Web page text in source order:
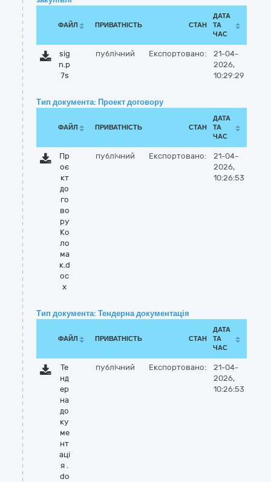
ФАЙЛ ПРИВАТНІСТЬ СТАН
ДАТА
ТА
ЧАС
sig
n.p
7s
публічний Експортовано:
21-04-
2026,
10:29:29
Тип документа: Проект договору
ФАЙЛ ПРИВАТНІСТЬ СТАН
ДАТА
ТА
ЧАС
Пр
оє
кт
до
го
во
ру
Ко
ло
ма
к.d
oc
x
публічний Експортовано:
21-04-
2026,
10:26:53
Тип документа: Тендерна документація
ФАЙЛ ПРИВАТНІСТЬ СТАН
ДАТА
ТА
ЧАС
Те
нд
ер
на
до
ку
ме
нт
аці
я .
do
публічний Експортовано:
21-04-
2026,
10:26:53